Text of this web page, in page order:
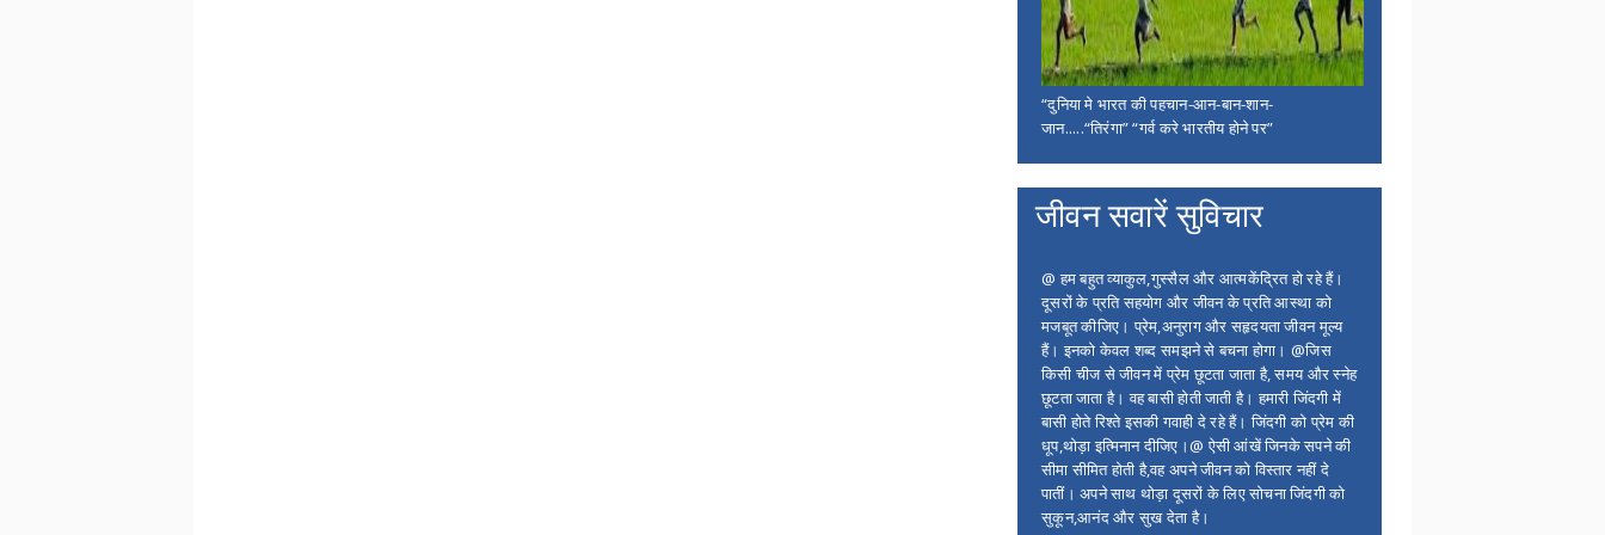
“दुनिया मे भारत की पहचान-आन-बान-शान-
जान.....“तिरंगा” “गर्व करे भारतीय होने पर”
जीवन सवारें सुविचार
@ हम बहुत व्याकुल,गुस्सैल और आत्मकेंद्रित हो रहे हैं।
दूसरों के प्रति सहयोग और जीवन के प्रति आस्था को
मजबूत कीजिए। प्रेम,अनुराग और सहृदयता जीवन मूल्य
हैं। इनको केवल शब्द समझने से बचना होगा। @जिस
किसी चीज से जीवन में प्रेम छूटता जाता है, समय और स्नेह
छूटता जाता है। वह बासी होती जाती है। हमारी जिंदगी में
बासी होते रिश्ते इसकी गवाही दे रहे हैं। जिंदगी को प्रेम की
धूप,थोड़ा इत्मिनान दीजिए।@ ऐसी आंखें जिनके सपने की
सीमा सीमित होती है,वह अपने जीवन को विस्तार नहीं दे
पातीं। अपने साथ थोड़ा दूसरों के लिए सोचना जिंदगी को
सुकून,आनंद और सुख देता है।